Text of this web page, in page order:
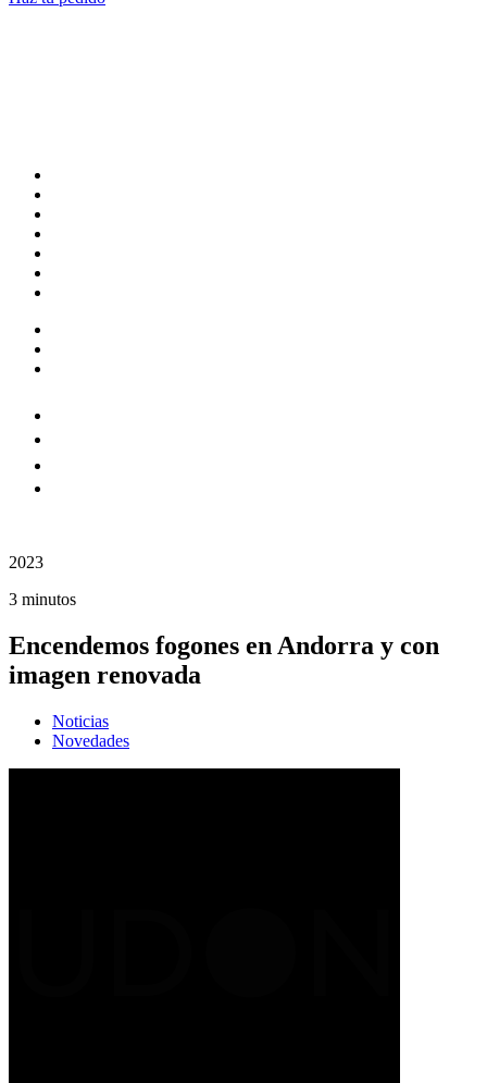
2023
3 minutos
Encendemos fogones en Andorra y con
imagen renovada
Noticias
Novedades